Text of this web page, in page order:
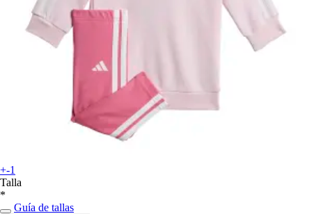
+-1
Talla
*
Guía de tallas